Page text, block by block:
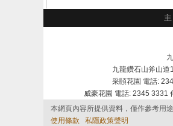
九龍鑽石山斧山
采頣花園 電話:
威豪花園 電話: 2345
本網頁內容所提供資料，僅作參考用
使用條款
私隱政策聲明